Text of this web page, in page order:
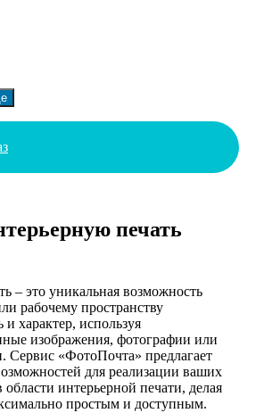
печать
– это уникальная возможность
рабочему пространству
характер, используя
изображения, фотографии или
«ФотоПочта» предлагает
для реализации ваших
интерьерной печати, делая
простым и доступным.